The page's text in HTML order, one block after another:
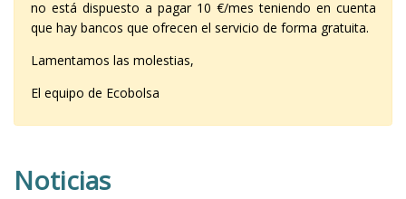
no está dispuesto a pagar 10 €/mes teniendo en cuenta
que hay bancos que ofrecen el servicio de forma gratuita.
Lamentamos las molestias,
El equipo de Ecobolsa
Noticias